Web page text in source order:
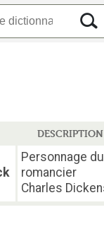
DESCRIPTION
Personnage du
romancier
Charles